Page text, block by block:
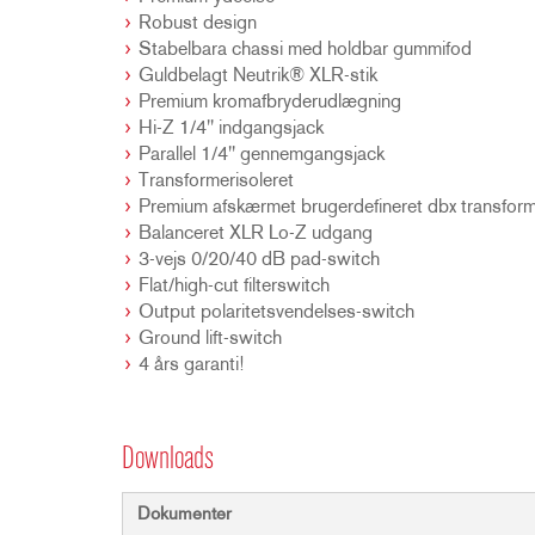
Robust design
Stabelbara chassi med holdbar gummifod
Guldbelagt Neutrik® XLR-stik
Premium kromafbryderudlægning
Hi-Z 1/4" indgangsjack
Parallel 1/4" gennemgangsjack
Transformerisoleret
Premium afskærmet brugerdefineret dbx
Balanceret XLR Lo-Z udgang
3-vejs 0/20/40 dB pad-switch
Flat/high-cut filterswitch
Output polaritetsvendelses-switch
Ground lift-switch
4 års garanti!
Downloads
Dokumenter